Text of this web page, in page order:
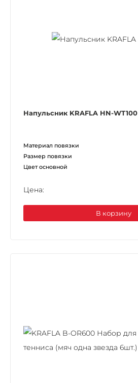
Напульсник KRAFLA HN-WT100
Материал повязки
Размер повязки
Цвет основной
Цена:
В корзину